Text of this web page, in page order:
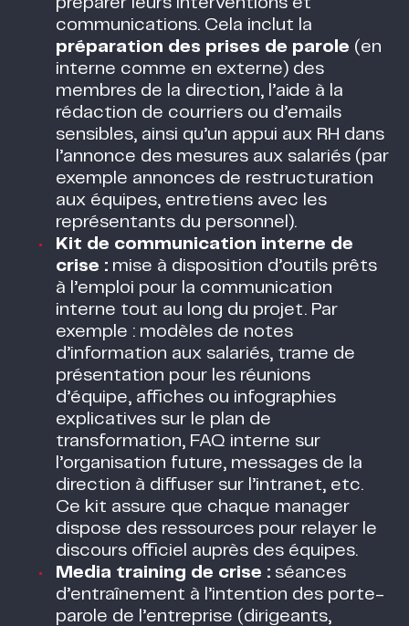
communications. Cela inclut la
préparation des prises de parole (en
interne comme en externe) des
membres de la direction, l’aide à la
rédaction de courriers ou d’emails
sensibles, ainsi qu’un appui aux RH dans
l’annonce des mesures aux salariés (par
exemple annonces de restructuration
aux équipes, entretiens avec les
représentants du personnel).
Kit de communication interne de
crise :mise à disposition d’outils prêts
à l’emploi pour la communication
interne tout au long du projet. Par
exemple : modèles de notes
d’information aux salariés, trame de
présentation pour les réunions
d’équipe, affiches ou infographies
explicatives sur le plan de
transformation, FAQ interne sur
l’organisation future, messages de la
direction à diffuser sur l’intranet, etc.
Ce kit assure que chaque manager
dispose des ressources pour relayer le
discours officiel auprès des équipes.
Media training de crise :séances
d’entraînement à l’intention des porte-
parole de l’entreprise (dirigeants,